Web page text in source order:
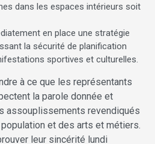
dans les espaces intérieurs soit
en place une stratégie
la sécurité de planification
sportives et culturelles.
à ce que les représentants
la parole donnée et
assouplissements revendiqués
et des arts et métiers.
leur sincérité lundi